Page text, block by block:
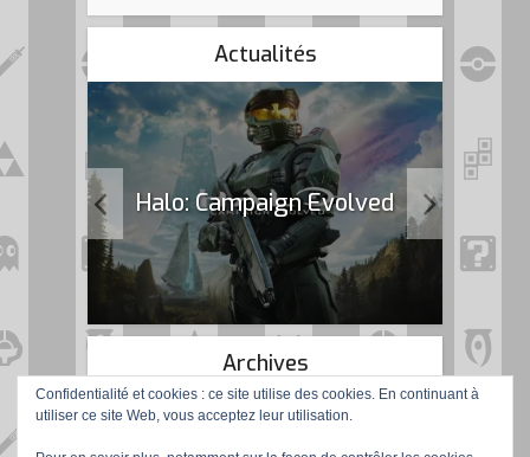
Actualités
Halo: Campaign Evolved
Archives
Confidentialité et cookies : ce site utilise des cookies. En continuant à
utiliser ce site Web, vous acceptez leur utilisation.